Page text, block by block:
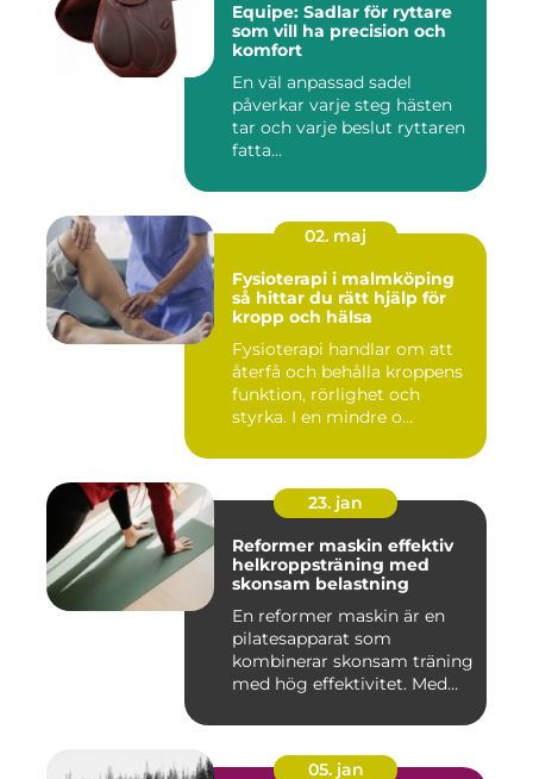
Equipe: Sadlar för ryttare
som vill ha precision och
komfort
En väl anpassad sadel
påverkar varje steg hästen
tar och varje beslut ryttaren
fatta...
02. maj
Fysioterapi i malmköping
så hittar du rätt hjälp för
kropp och hälsa
Fysioterapi handlar om att
återfå och behålla kroppens
funktion, rörlighet och
styrka. I en mindre o...
23. jan
Reformer maskin effektiv
helkroppsträning med
skonsam belastning
En reformer maskin är en
pilatesapparat som
kombinerar skonsam träning
med hög effektivitet. Med
05. jan